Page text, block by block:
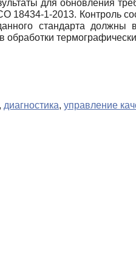
для обновления
18434-1-2013. Контроль
стандарта должны
обработки
, диагностика, управление